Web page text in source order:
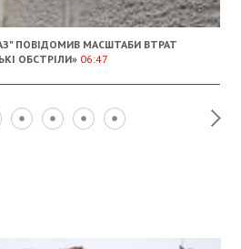
ПОВІДОМИВ МАСШТАБИ ВТРАТ
ОБСТРІЛИ» 06:47